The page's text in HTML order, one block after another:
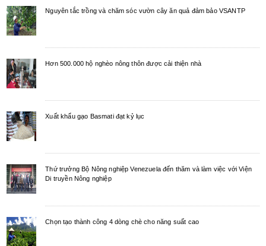
Nguyên tắc trồng và chăm sóc vườn cây ăn quả đảm bảo VSANTP
Hơn 500.000 hộ nghèo nông thôn được cải thiện nhà
Xuất khẩu gạo Basmati đạt kỷ lục
Thứ trưởng Bộ Nông nghiệp Venezuela đến thăm và làm việc với Viện
Di truyền Nông nghiệp
Chọn tạo thành công 4 dòng chè cho năng suất cao